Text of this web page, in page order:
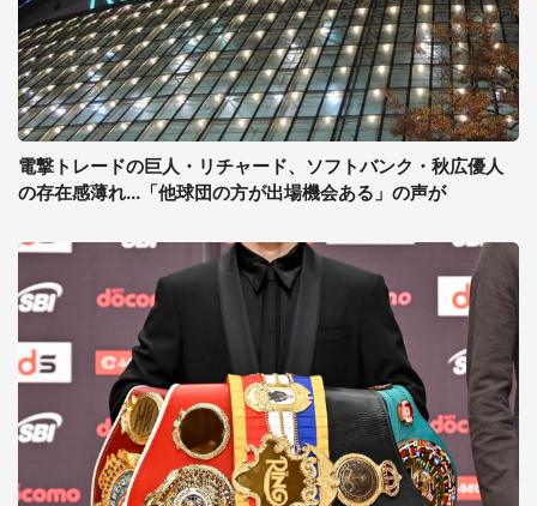
電撃トレードの巨人・リチャード、ソフトバンク・秋広優人
の存在感薄れ...「他球団の方が出場機会ある」の声が